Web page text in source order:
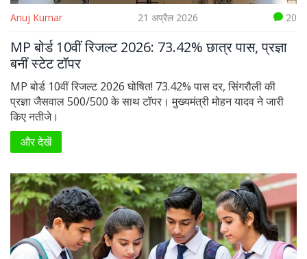
Anuj Kumar 21 अप्रैल 2026 20
MP बोर्ड 10वीं रिजल्ट 2026: 73.42% छात्र पास, प्रज्ञा
बनीं स्टेट टॉपर
MP बोर्ड 10वीं रिजल्ट 2026 घोषित! 73.42% पास दर, सिंगरौली की
प्रज्ञा जैसवाल 500/500 के साथ टॉपर। मुख्यमंत्री मोहन यादव ने जारी
किए नतीजे।
और देखें